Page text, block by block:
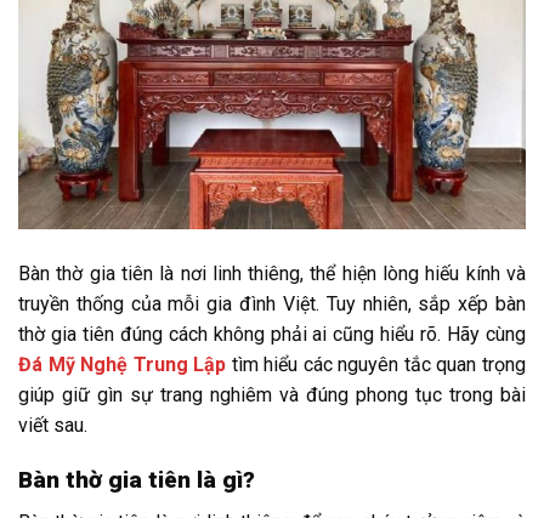
Bàn thờ gia tiên là nơi linh thiêng, thể hiện lòng hiếu kính và
truyền thống của mỗi gia đình Việt. Tuy nhiên, sắp xếp bàn
thờ gia tiên đúng cách không phải ai cũng hiểu rõ. Hãy cùng
Đá Mỹ Nghệ Trung Lập tìm hiểu các nguyên tắc quan trọng
giúp giữ gìn sự trang nghiêm và đúng phong tục trong bài
viết sau.
Bàn thờ gia tiên là gì?